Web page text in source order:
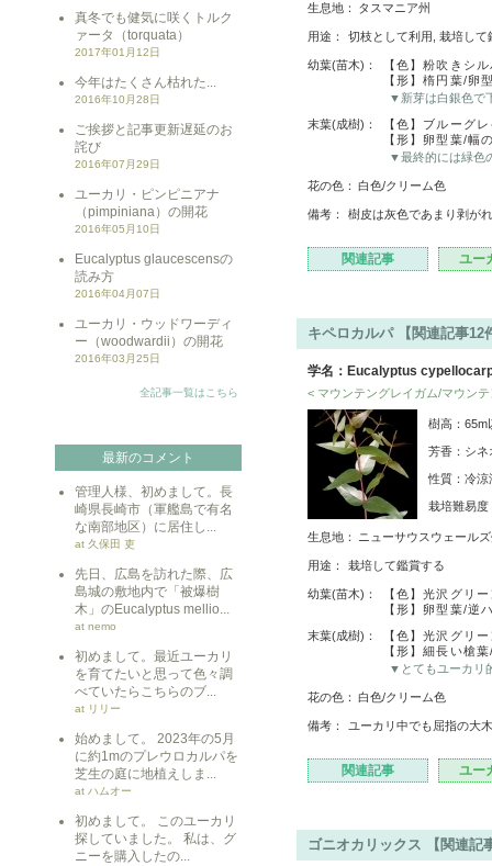
真冬でも健気に咲くトルク
ァータ（torquata）
2017年01月12日
今年はたくさん枯れた...
2016年10月28日
ご挨拶と記事更新遅延のお
詫び
2016年07月29日
ユーカリ・ピンピニアナ
（pimpiniana）の開花
2016年05月10日
Eucalyptus glaucescensの
読み方
2016年04月07日
ユーカリ・ウッドワーディ
ー（woodwardii）の開花
2016年03月25日
全記事一覧はこちら
最新のコメント
管理人様、初めまして。長
崎県長崎市（軍艦島で有名
な南部地区）に居住し...
at 久保田 吏
先日、広島を訪れた際、広
島城の敷地内で「被爆樹
木」のEucalyptus mellio...
at nemo
初めまして。最近ユーカリ
を育てたいと思って色々調
べていたらこちらのブ...
at リリー
始めまして。 2023年の5月
に約1mのプレウロカルパを
芝生の庭に地植えしま...
at ハムオー
初めまして。 このユーカリ
探していました。 私は、グ
ニーを購入したの...
生息地： タスマニア州
用途： 切枝として利用, 栽培して
幼葉(苗木)：
【色】粉吹きシ
【形】楕円葉/卵
▼新芽は白銀色で
末葉(成樹)：
【色】ブルーグ
【形】卵型葉/幅
▼最終的には緑色
花の色： 白色/クリーム色
備考： 樹皮は灰色であまり剥が
関連記事 ユー
キペロカルパ 【関連記事12
学名：Eucalyptus
< マウンテングレイガム/マウン
樹高：
芳香：シ
性質：冷
栽培難
生息地： ニューサウスウェール
用途： 栽培して鑑賞する
幼葉(苗木)：
【色】光沢グリ
【形】卵型葉/逆
末葉(成樹)：
【色】光沢グリ
【形】細長い槍
▼とてもユーカリ
花の色： 白色/クリーム色
備考： ユーカリ中でも屈指の大
関連記事 ユー
ゴニオカリックス 【関連記